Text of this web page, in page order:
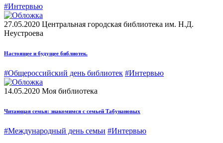
#Интервью
27.05.2020 Центральная городская библиотека им. Н.Д.
Неустроева
Настоящее и будущее библиотек.
#Общероссийский день библиотек #Интервью
14.05.2020 Моя библиотека
Читающая семья: знакомимся с семьей Табунановых
#Международный день семьи #Интервью